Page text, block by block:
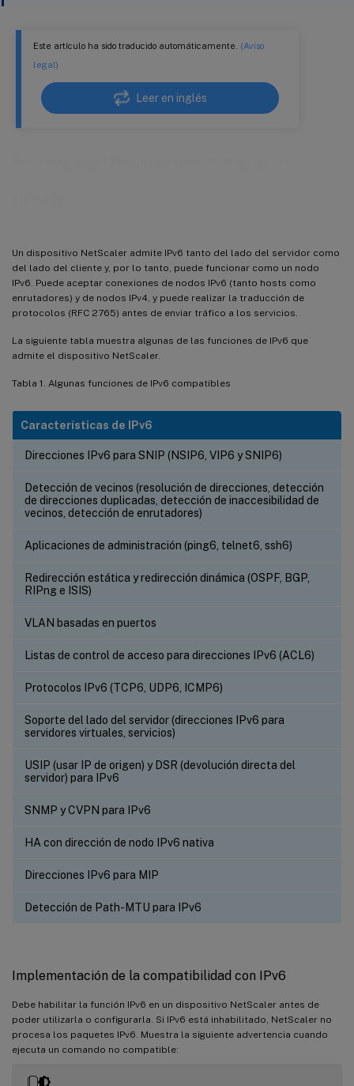
Este artículo ha sido traducido automáticamente. (Aviso
legal)
Leer en inglés
Un dispositivo NetScaler admite IPv6 tanto del lado del servidor como
del lado del cliente y, por lo tanto, puede funcionar como un nodo
IPv6. Puede aceptar conexiones de nodos IPv6 (tanto hosts como
enrutadores) y de nodos IPv4, y puede realizar la traducción de
protocolos (RFC 2765) antes de enviar tráfico a los servicios.
La siguiente tabla muestra algunas de las funciones de IPv6 que
admite el dispositivo NetScaler.
Tabla 1. Algunas funciones de IPv6 compatibles
Características de IPv6
Direcciones IPv6 para SNIP (NSIP6, VIP6 y SNIP6)
Detección de vecinos (resolución de direcciones, detección
de direcciones duplicadas, detección de inaccesibilidad de
vecinos, detección de enrutadores)
Aplicaciones de administración (ping6, telnet6, ssh6)
Redirección estática y redirección dinámica (OSPF, BGP,
RIPng e ISIS)
VLAN basadas en puertos
Listas de control de acceso para direcciones IPv6 (ACL6)
Protocolos IPv6 (TCP6, UDP6, ICMP6)
Soporte del lado del servidor (direcciones IPv6 para
servidores virtuales, servicios)
USIP (usar IP de origen) y DSR (devolución directa del
servidor) para IPv6
SNMP y CVPN para IPv6
HA con dirección de nodo IPv6 nativa
Direcciones IPv6 para MIP
Detección de Path-MTU para IPv6
Implementación de la compatibilidad con IPv6
Debe habilitar la función IPv6 en un dispositivo NetScaler antes de
poder utilizarla o configurarla. Si IPv6 está inhabilitado, NetScaler no
procesa los paquetes IPv6. Muestra la siguiente advertencia cuando
ejecuta un comando no compatible: